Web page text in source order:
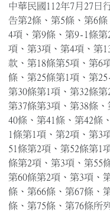
中華民國112年7月27日
告第2條、第5條、第6
4項、第9條、第9-1條第
項、第3項、第4項、第
款、第18條第5項、第6
條、第25條第1項、第
第30條第1項、第32條第
第37條第3項、第38條
40條、第41條、第42條
1條第1項、第2項、第3
51條第2項、第52條第1
條第2項、第3項、第55
第60條第2項、第3項、
條、第66條、第67條、
條、第75條、第76條所